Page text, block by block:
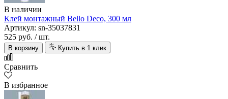
В наличии
Клей монтажный Bello Deco, 300 мл
Артикул: sn-35037831
525 руб. / шт.
В корзину Купить в 1 клик
Сравнить
В избранное